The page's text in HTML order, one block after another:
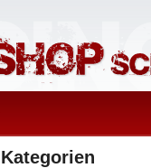
Kategorien